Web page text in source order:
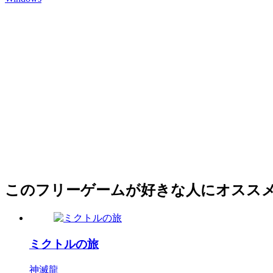
このフリーゲームが好きな人にオスス
ミクトルの旅
神滅龍